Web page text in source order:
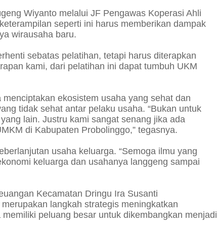
Wiyanto melalui JF Pengawas Koperasi Ahli
seperti ini harus memberikan dampak
wirausaha baru.
sebatas pelatihan, tetapi harus diterapkan
kami, dari pelatihan ini dapat tumbuh UKM
ekosistem usaha yang sehat dan
tidak sehat antar pelaku usaha. “Bukan untuk
lain. Justru kami sangat senang jika ada
di Kabupaten Probolinggo,” tegasnya.
usaha keluarga. “Semoga ilmu yang
keluarga dan usahanya langgeng sampai
Kecamatan Dringu Ira Susanti
langkah strategis meningkatkan
peluang besar untuk dikembangkan menjadi